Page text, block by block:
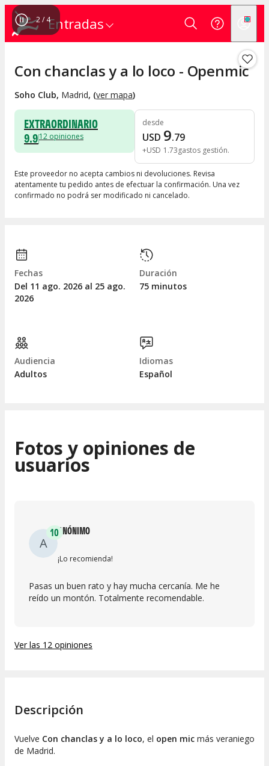
Entradas
2/ 4
Con chanclas y a lo loco - Openmic
Soho Club, Madrid, (ver mapa)
EXTRAORDINARIO
9.912 opiniones
desde
USD 9.79
+USD 1 .73gastos gestión
Este proveedor no acepta cambios ni devoluciones. Revisa
atentamente tu pedido antes de efectuar la confirmación. Una vez
confirmado no podrá ser modificado ni cancelado.
Fechas
Del 11 ago. 2026 al 25 ago.
2026
Duración
75 minutos
Audiencia
Adultos
Idiomas
Español
Fotos y opiniones de
usuarios
A
10ANÓNIMO
¡Lo recomienda!
Pasas un buen rato y hay mucha cercanía. Me he
reído un montón. Totalmente recomendable.
Ver las 12 opiniones
Descripción
Vuelve Con chanclas y a lo loco, el open mic más veraniego
de Madrid.